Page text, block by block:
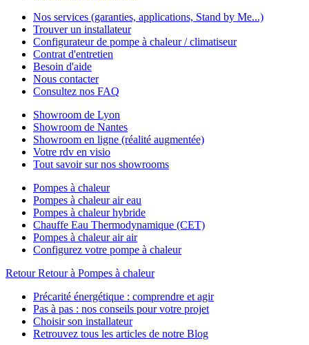
Nos services (garanties, applications, Stand by Me...)
Trouver un installateur
Configurateur de pompe à chaleur / climatiseur
Contrat d'entretien
Besoin d'aide
Nous contacter
Consultez nos FAQ
Showroom de Lyon
Showroom de Nantes
Showroom en ligne (réalité augmentée)
Votre rdv en visio
Tout savoir sur nos showrooms
Pompes à chaleur
Pompes à chaleur air eau
Pompes à chaleur hybride
Chauffe Eau Thermodynamique (CET)
Pompes à chaleur air air
Configurez votre pompe à chaleur
Retour Retour à Pompes à chaleur
Précarité énergétique : comprendre et agir
Pas à pas : nos conseils pour votre projet
Choisir son installateur
Retrouvez tous les articles de notre Blog